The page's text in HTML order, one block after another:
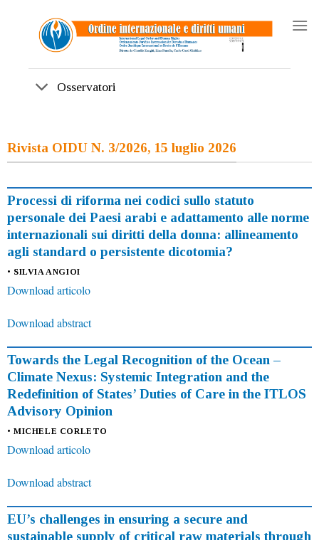
Osservatori
Rivista OIDU N. 3/2026, 15 luglio 2026
Processi di riforma nei codici sullo statuto
personale dei Paesi arabi e adattamento alle norme
internazionali sui diritti della donna: allineamento
agli standard o persistente dicotomia?
• SILVIA ANGIOI
Download articolo
Download abstract
Towards the Legal Recognition of the Ocean –
Climate Nexus: Systemic Integration and the
Redefinition of States’ Duties of Care in the ITLOS
Advisory Opinion
• MICHELE CORLETO
Download articolo
Download abstract
EU’s challenges in ensuring a secure and
sustainable supply of critical raw materials through